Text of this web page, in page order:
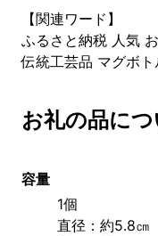
【関連ワード】
ふるさと納税 人気
伝統工芸品 マグボ
お礼の品につ
容量
1個
直径：約5.8㎝